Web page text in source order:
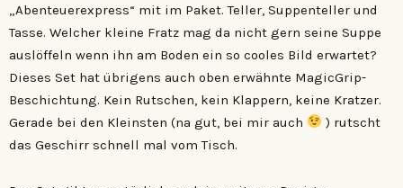
„Abenteuerexpress“ mit im Paket. Teller, Suppenteller und
Tasse. Welcher kleine Fratz mag da nicht gern seine Suppe
auslöffeln wenn ihn am Boden ein so cooles Bild erwartet?
Dieses Set hat übrigens auch oben erwähnte MagicGrip-
Beschichtung. Kein Rutschen, kein Klappern, keine Kratzer.
Gerade bei den Kleinsten (na gut, bei mir auch
) rutscht
das Geschirr schnell mal vom Tisch.